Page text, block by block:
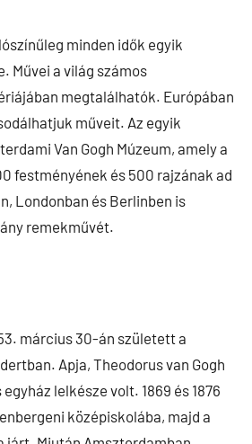
minden idők egyik
Művei a világ számos
megtalálhatók. Európában
műveit. Az egyik
Van Gogh Múzeum, amely a
festményének és 500 rajzának ad
Londonban és Berlinben is
remekművét.
március 30-án született a
Apja, Theodorus van Gogh
lelkésze volt. 1869 és 1876
középiskolába, majd a